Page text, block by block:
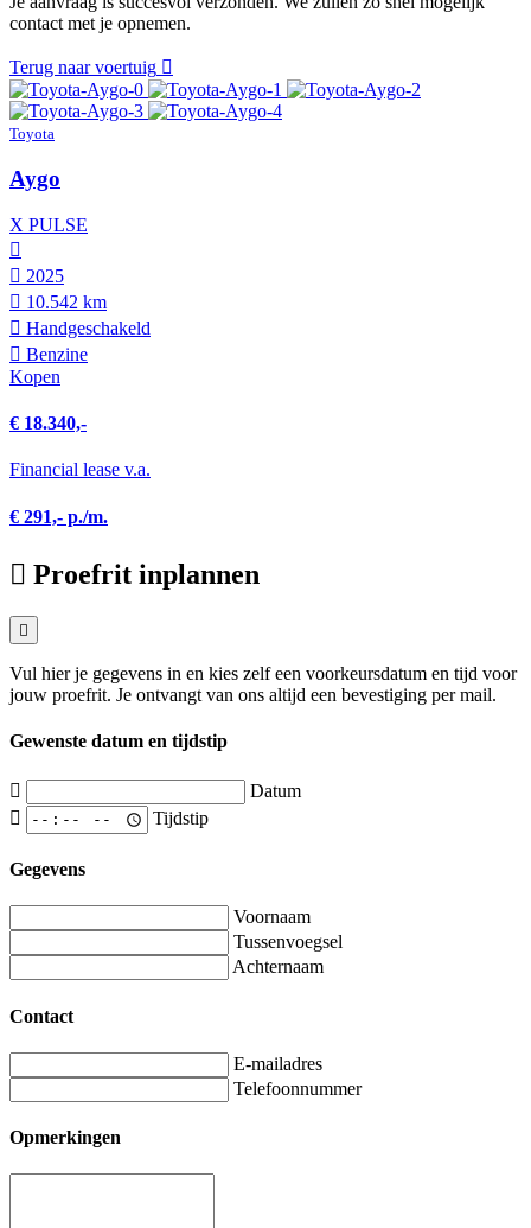
contact met je opnemen.
Terug naar voertuig
Toyota
Aygo
X PULSE
2025
10.542 km
Hand­geschakeld
Benzine
Kopen
€ 18.340,-
Financial lease v.a.
€ 291,- p./m.
Proefrit inplannen
Vul hier je gegevens in en kies zelf een voorkeursdatum en tijd voor
jouw proefrit. Je ontvangt van ons altijd een bevestiging per mail.
Gewenste datum en tijdstip
Datum
Tijdstip
Gegevens
Voornaam
Tussenvoegsel
Achternaam
Contact
E-mailadres
Telefoonnummer
Opmerkingen